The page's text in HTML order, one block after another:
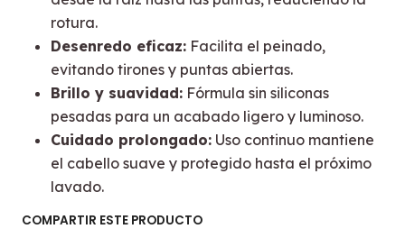
rotura.
Desenredo eficaz: Facilita el peinado,
evitando tirones y puntas abiertas.
Brillo y suavidad: Fórmula sin siliconas
pesadas para un acabado ligero y luminoso.
Cuidado prolongado: Uso continuo mantiene
el cabello suave y protegido hasta el próximo
lavado.
COMPARTIR ESTE PRODUCTO